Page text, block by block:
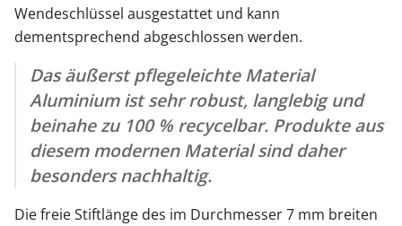
Wendeschlüssel ausgestattet und kann
dementsprechend abgeschlossen werden.
Das äußerst pflegeleichte Material
Aluminium ist sehr robust, langlebig und
beinahe zu 100 % recycelbar. Produkte aus
diesem modernen Material sind daher
besonders nachhaltig.
Die freie Stiftlänge des im Durchmesser 7 mm breiten